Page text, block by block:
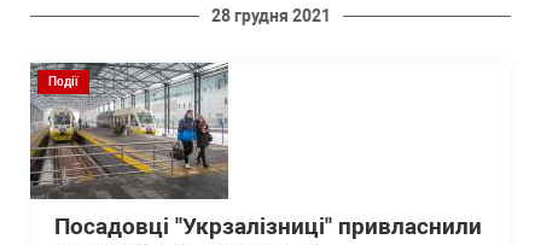
28 грудня 2021
Події
Посадовці "Укрзалізниці" привласнили